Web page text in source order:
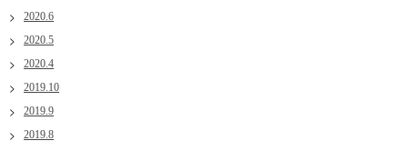
2020.6
2020.5
2020.4
2019.10
2019.9
2019.8